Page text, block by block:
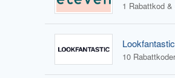
Lookfantastic